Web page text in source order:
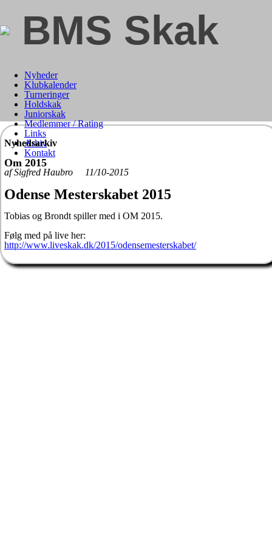
BMS Skak
Nyheder
Klubkalender
Turneringer
Holdskak
Juniorskak
Medlemmer / Rating
Links
Arkiv
Kontakt
Nyhedsarkiv
Om 2015
af Sigfred Haubro 11/10-2015
Odense Mesterskabet 2015
Tobias og Brondt spiller med i OM 2015.
Følg med på live her:
http://www.liveskak.dk/2015/odensemesterskabet/